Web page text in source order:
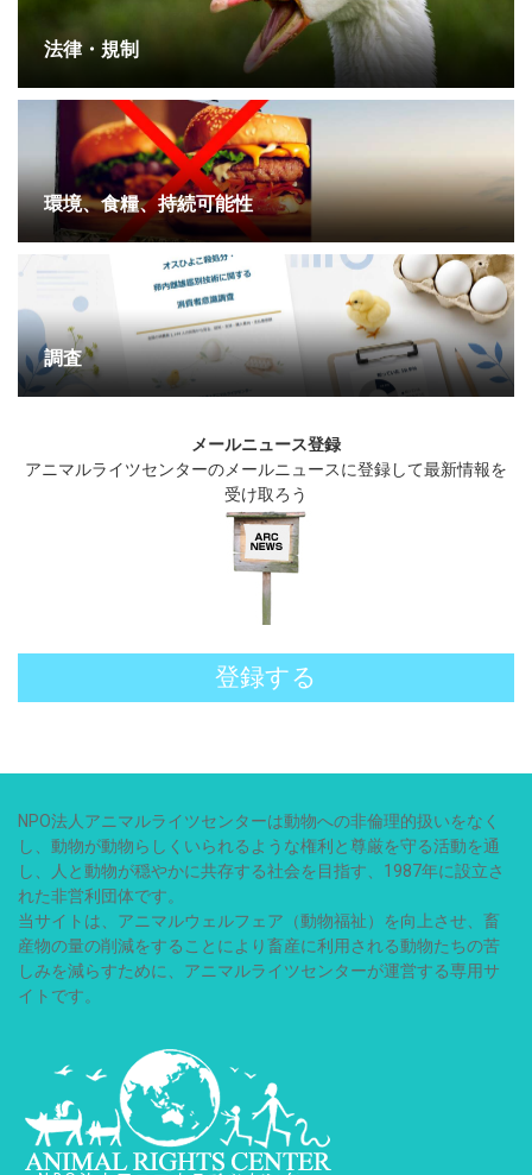
法律・規制
環境、食糧、持続可能性
調査
メールニュース登録
アニマルライツセンターのメールニュースに登録して最新情報を
受け取ろう
登録する
NPO法人アニマルライツセンターは動物への非倫理的扱いをなく
し、動物が動物らしくいられるような権利と尊厳を守る活動を通
し、人と動物が穏やかに共存する社会を目指す、1987年に設立さ
れた非営利団体です。
当サイトは、アニマルウェルフェア（動物福祉）を向上させ、畜
産物の量の削減をすることにより畜産に利用される動物たちの苦
しみを減らすために、アニマルライツセンターが運営する専用サ
イトです。